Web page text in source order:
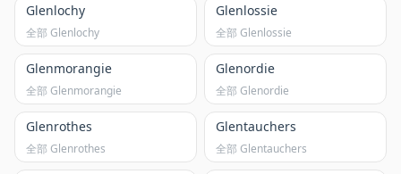
Glenlochy
全部 Glenlochy
Glenlossie
全部 Glenlossie
Glenmorangie
全部 Glenmorangie
Glenordie
全部 Glenordie
Glenrothes
全部 Glenrothes
Glentauchers
全部 Glentauchers